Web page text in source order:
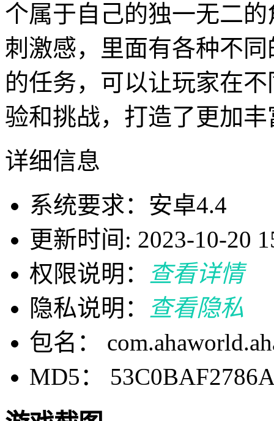
个属于自己的独一无二
刺激感，里面有各种不
的任务，可以让玩家在
验和挑战，打造了更加
详细信息
系统要求：安卓4.4
更新时间: 2023-10-20
权限说明：
查看详情
隐私说明：
查看隐私
包名：
MD5：